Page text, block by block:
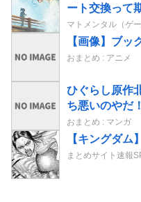
ート交換って
マトメンタル（ゲー
【画像】ブッ
おまとめ : アニメ
ひぐらし原作
ち悪いのやだ
おまとめ : マンガ
【キングダム
まとめサイト速報